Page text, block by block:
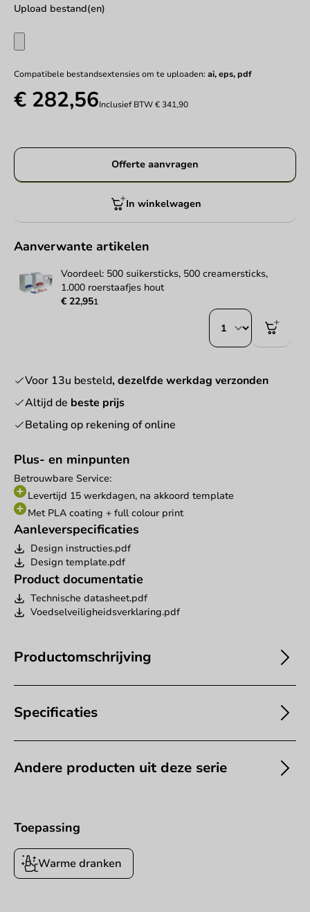
Plus- en minpunten
Betrouwbare Service:
Levertijd 15 werkdagen, na akkoord template
Met PLA coating + full colour print
Aanleverspecificaties
Design instructies.pdf
Design template.pdf
Product documentatie
Technische datasheet.pdf
Voedselveiligheidsverklaring.pdf
Productomschrijving
Specificaties
Andere producten uit deze serie
Upload bestand(en)
Compatibele bestandsextensies om te uploaden: ai, eps, pdf
€ 282,56Inclusief BTW€ 341,90
Offerte aanvragen
In winkelwagen
Aanverwante artikelen
Voordeel: 500 suikersticks, 500 creamersticks,
1.000 roerstaafjes hout
€ 22,951
Voor 13u besteld, dezelfde werkdag verzonden
Altijd de beste prijs
Betaling op rekening of online
Toepassing
Warme dranken